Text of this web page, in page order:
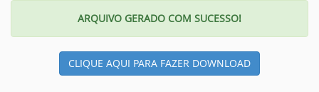
ARQUIVO GERADO COM SUCESSO!
CLIQUE AQUI PARA FAZER DOWNLOAD